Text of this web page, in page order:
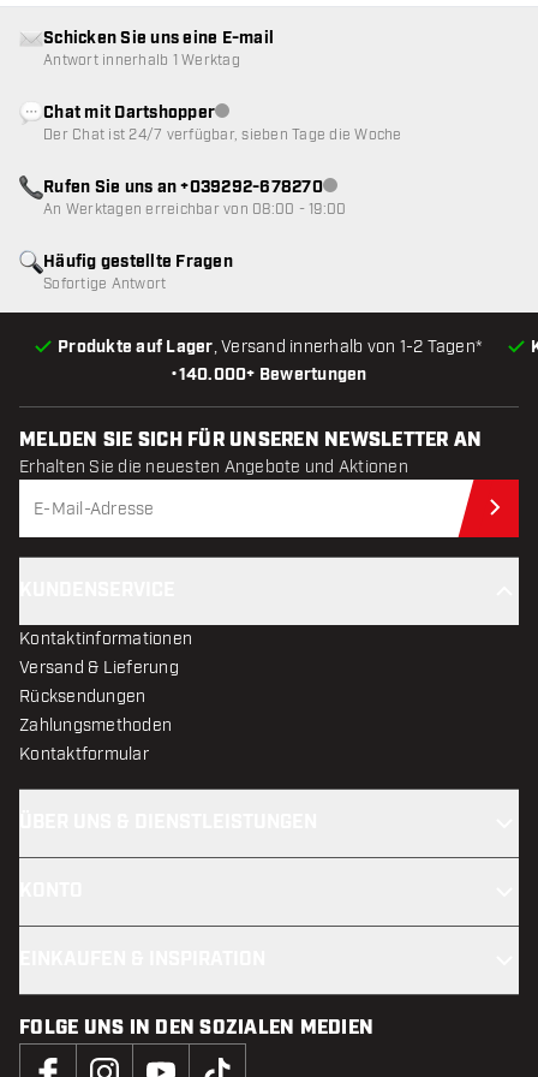
•140.000+ Bewertungen
Produkte auf Lager, Versand innerhalb von 1-2 Tagen*
Häufig gestellte Fragen
Sofortige Antwort
Schicken Sie uns eine E-mail
Antwort innerhalb 1 Werktag
Chat mit DartshopperKundenservice nicht verfügbar
Der Chat ist 24/7 verfügbar, sieben Tage die Woche
Rufen Sie uns an +039292-678270Kundenservice nicht
An Werktagen erreichbar von 08:00 - 19:00
MELDEN SIE SICH FÜR UNSEREN NEWSLETTER AN
Erhalten Sie die neuesten Angebote und Aktionen
Kontaktinformationen
Versand & Lieferung
Rücksendungen
Zahlungsmethoden
Kontaktformular
FOLGE UNS IN DEN SOZIALEN MEDIEN